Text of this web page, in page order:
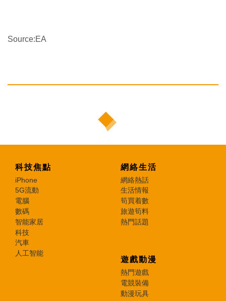
Source:EA
科技焦點
iPhone
5G流動
電腦
數碼
智能家居
科技
汽車
人工智能
網絡生活
網絡熱話
生活情報
筍買着數
旅遊筍料
熱門話題
遊戲動漫
熱門遊戲
電競裝備
動漫玩具